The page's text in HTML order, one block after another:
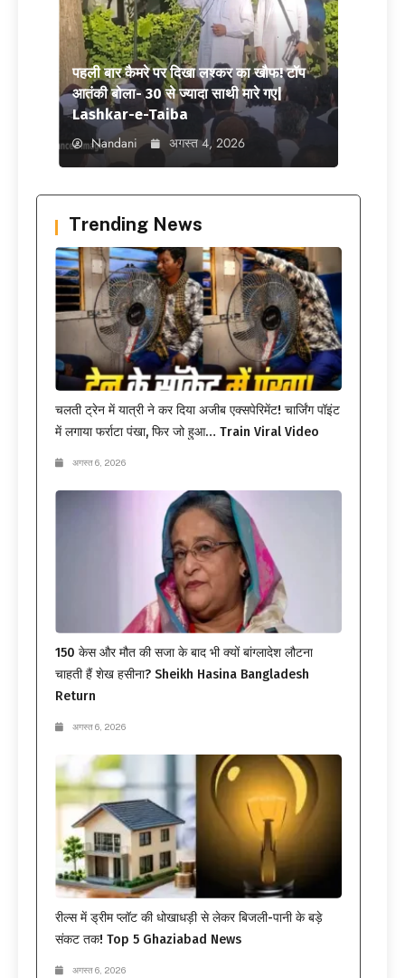
पहली बार कैमरे पर दिखा लश्कर का खौफ! टॉप
आतंकी बोला- 30 से ज्यादा साथी मारे गए|
Lashkar-e-Taiba
Nandani अगस्त 4, 2026
Trending News
चलती ट्रेन में यात्री ने कर दिया अजीब एक्सपेरिमेंट! चार्जिंग पॉइंट
में लगाया फर्राटा पंखा, फिर जो हुआ… Train Viral Video
अगस्त 6, 2026
150 केस और मौत की सजा के बाद भी क्यों बांग्लादेश लौटना
चाहती हैं शेख हसीना? Sheikh Hasina Bangladesh
Return
अगस्त 6, 2026
रील्स में ड्रीम प्लॉट की धोखाधड़ी से लेकर बिजली-पानी के बड़े
संकट तक! Top 5 Ghaziabad News
अगस्त 6, 2026